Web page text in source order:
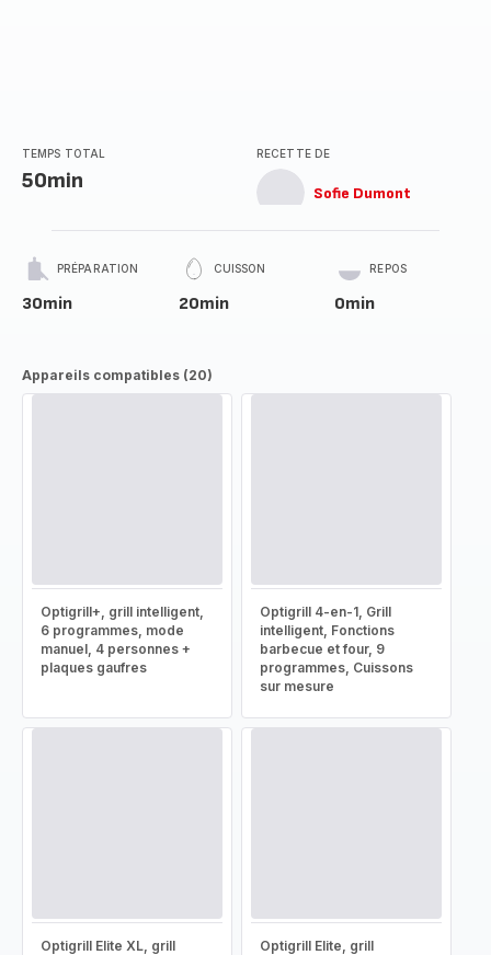
TEMPS TOTAL
50min
RECETTE DE
Sofie Dumont
PRÉPARATION
30min
CUISSON
20min
REPOS
0min
Appareils compatibles (20)
Optigrill+, grill intelligent,
6 programmes, mode
manuel, 4 personnes +
plaques gaufres
Optigrill 4-en-1, Grill
intelligent, Fonctions
barbecue et four, 9
programmes, Cuissons
sur mesure
Optigrill Elite XL, grill
Optigrill Elite, grill